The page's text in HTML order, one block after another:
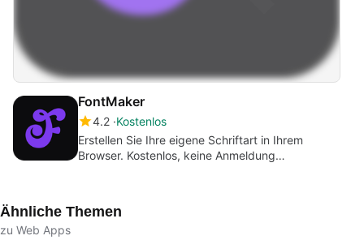
FontMaker
4.2 Kostenlos
Erstellen Sie Ihre eigene Schriftart in Ihrem
Browser. Kostenlos, keine Anmeldung
Ähnliche Themen
zu Web Apps